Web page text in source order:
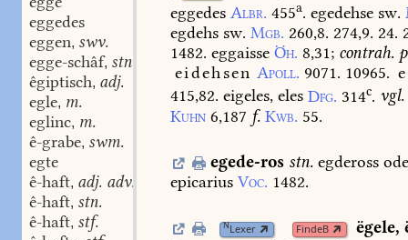
eggedes
eggen, swv.
egge-schâf, stn.
êgiptisch, adj.
egle, m.
eglinc, m.
ê-grabe, swm.
egte
ê-haft, adj. adv.
ê-haft, stn.
ê-haft, stf.
eggedes Albr. 455a. egedehse sw.
egdehs sw. Mgb. 260,8. 274,9. 24.
1482. eggaisse Öh. 8,31; contrah.
eidehsen Apoll. 9071. 10965.
415,82. eigeles, eles Dfg. 314c. vgl.
Kuhn 6,187 f. Kwb. 55.
egede-ros stn. egdeross
epicarius Voc. 1482.
NLexer FindeB ëgele,